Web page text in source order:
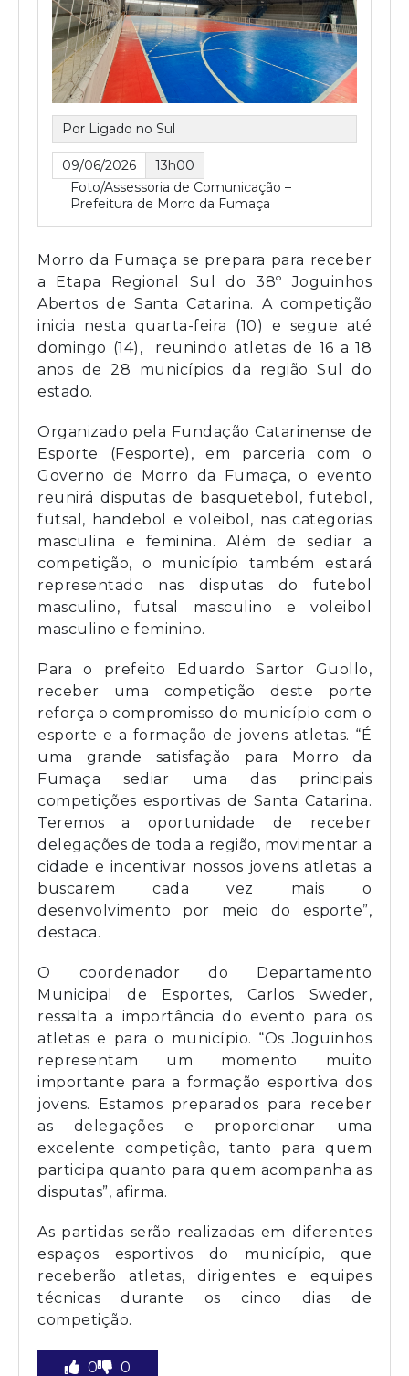
Por Ligado no Sul
09/06/2026
13h00
Foto/Assessoria de Comunicação –
Prefeitura de Morro da Fumaça
Morro da Fumaça se prepara para receber
a Etapa Regional Sul do 38º Joguinhos
Abertos de Santa Catarina. A competição
inicia nesta quarta-feira (10) e segue até
domingo (14), reunindo atletas de 16 a 18
anos de 28 municípios da região Sul do
estado.
Organizado pela Fundação Catarinense de
Esporte (Fesporte), em parceria com o
Governo de Morro da Fumaça, o evento
reunirá disputas de basquetebol, futebol,
futsal, handebol e voleibol, nas categorias
masculina e feminina. Além de sediar a
competição, o município também estará
representado nas disputas do futebol
masculino, futsal masculino e voleibol
masculino e feminino.
Para o prefeito Eduardo Sartor Guollo,
receber uma competição deste porte
reforça o compromisso do município com o
esporte e a formação de jovens atletas. “É
uma grande satisfação para Morro da
Fumaça sediar uma das principais
competições esportivas de Santa Catarina.
Teremos a oportunidade de receber
delegações de toda a região, movimentar a
cidade e incentivar nossos jovens atletas a
buscarem cada vez mais o
desenvolvimento por meio do esporte”,
destaca.
O coordenador do Departamento
Municipal de Esportes, Carlos Sweder,
ressalta a importância do evento para os
atletas e para o município. “Os Joguinhos
representam um momento muito
importante para a formação esportiva dos
jovens. Estamos preparados para receber
as delegações e proporcionar uma
excelente competição, tanto para quem
participa quanto para quem acompanha as
disputas”, afirma.
As partidas serão realizadas em diferentes
espaços esportivos do município, que
receberão atletas, dirigentes e equipes
técnicas durante os cinco dias de
competição.
0 0